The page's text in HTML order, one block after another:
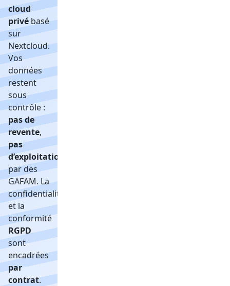
cloud
privé basé
sur
Nextcloud.
Vos
données
restent
sous
contrôle :
pas de
revente,
pas
d’exploitation
par des
GAFAM. La
confidentialité
et la
conformité
RGPD
sont
encadrées
par
contrat.